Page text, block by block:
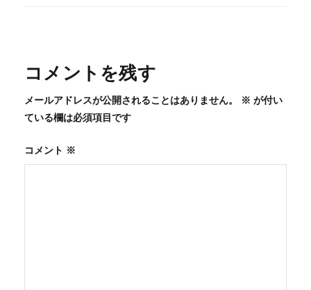
シ
ン
コメントを残す
メールアドレスが公開されることはありません。 ※ が付い
ている欄は必須項目です
コメント ※